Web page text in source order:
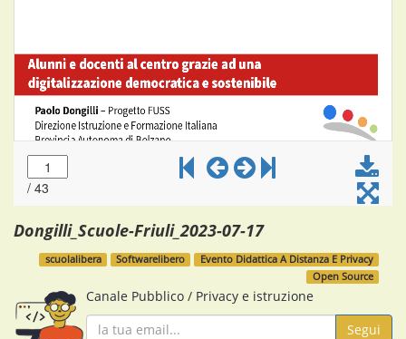
Dongilli_Scuole-Friuli_2023-07-17
Evento Didattica A Distanza E Privacy
Softwarelibero
scuolalibera
Open Source
Canale Pubblico / Privacy e istruzione
Segui